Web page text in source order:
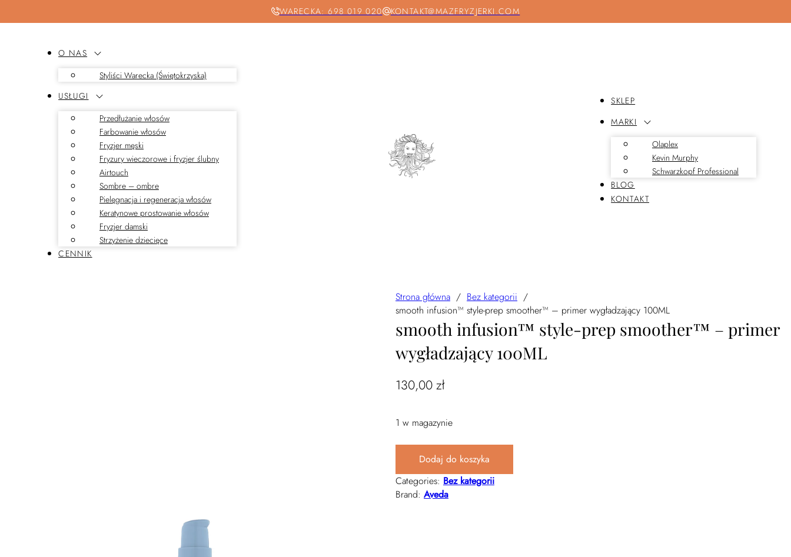
WARECKA: 698 019 020 KONTAKT@MAZFRYZJERKI.COM
O NAS
Styliści Warecka (Świętokrzyska)
USŁUGI
Przedłużanie włosów
Farbowanie włosów
Fryzjer męski
Fryzury wieczorowe i fryzjer ślubny
Airtouch
Sombre – ombre
Pielęgnacja i regeneracja włosów
Keratynowe prostowanie włosów
Fryzjer damski
Strzyżenie dziecięce
CENNIK
SKLEP
MARKI
Olaplex
Kevin Murphy
Schwarzkopf Professional
BLOG
KONTAKT
Strona główna / Bez kategorii /
smooth infusion™ style-prep smoother™ – primer wygładzający 100ML
smooth infusion™ style-prep smoother™ – primer
wygładzający 100ML
130,00zł
1 w magazynie
ilość smooth infusion™ style-prep smoother™ - primer wygładzający 100ML
Dodaj do koszyka
Categories: Bez kategorii
Brand: Aveda